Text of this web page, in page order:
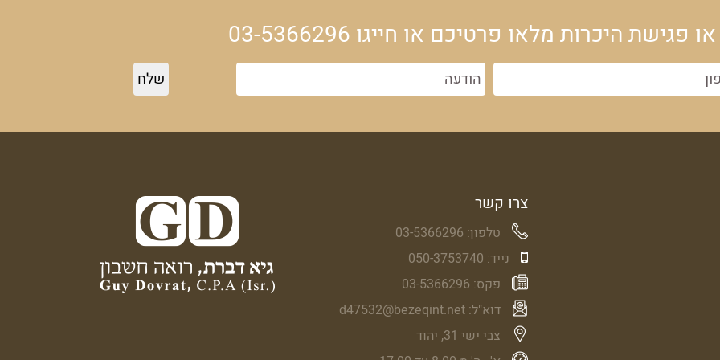
פגישת היכרות מלאו פרטיכם או חייגו 03-5366296
צרו קשר
טלפון: 03-5366296
נייד: 050-3753740
פקס: 03-5366296
דוא"ל: d47532@bezeqint.net
צבי ישי 31, יהוד